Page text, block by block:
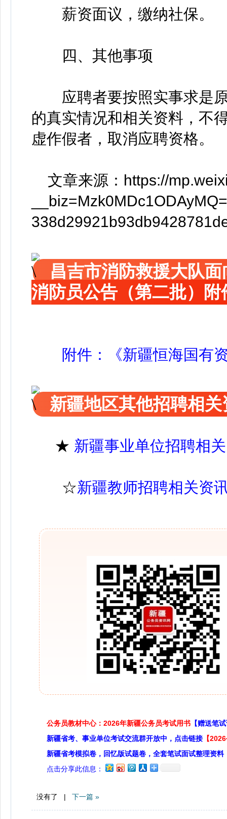
薪资面议，缴纳社保。
四、其他事项
应聘者要按照实事求是原
的真实情况和相关资料，不
虚作假者，取消应聘资格。
文章来源：https://
昌吉市消防救援大队
消防员公告（第二批）附
附件：《新疆恒海国有资
新疆地区其他招聘相
★ 新疆事业单位招聘相
☆新疆教师招聘相关资
公务员教材中心：2026年新疆公务员考试用书 【赠送笔
新疆省考、事业单位考试交流群开放中，点击链接 【
新疆省考模拟卷，回忆版试题卷，全套笔试面试整理资料
点击分享此信息：
没有了 | 下一篇 »